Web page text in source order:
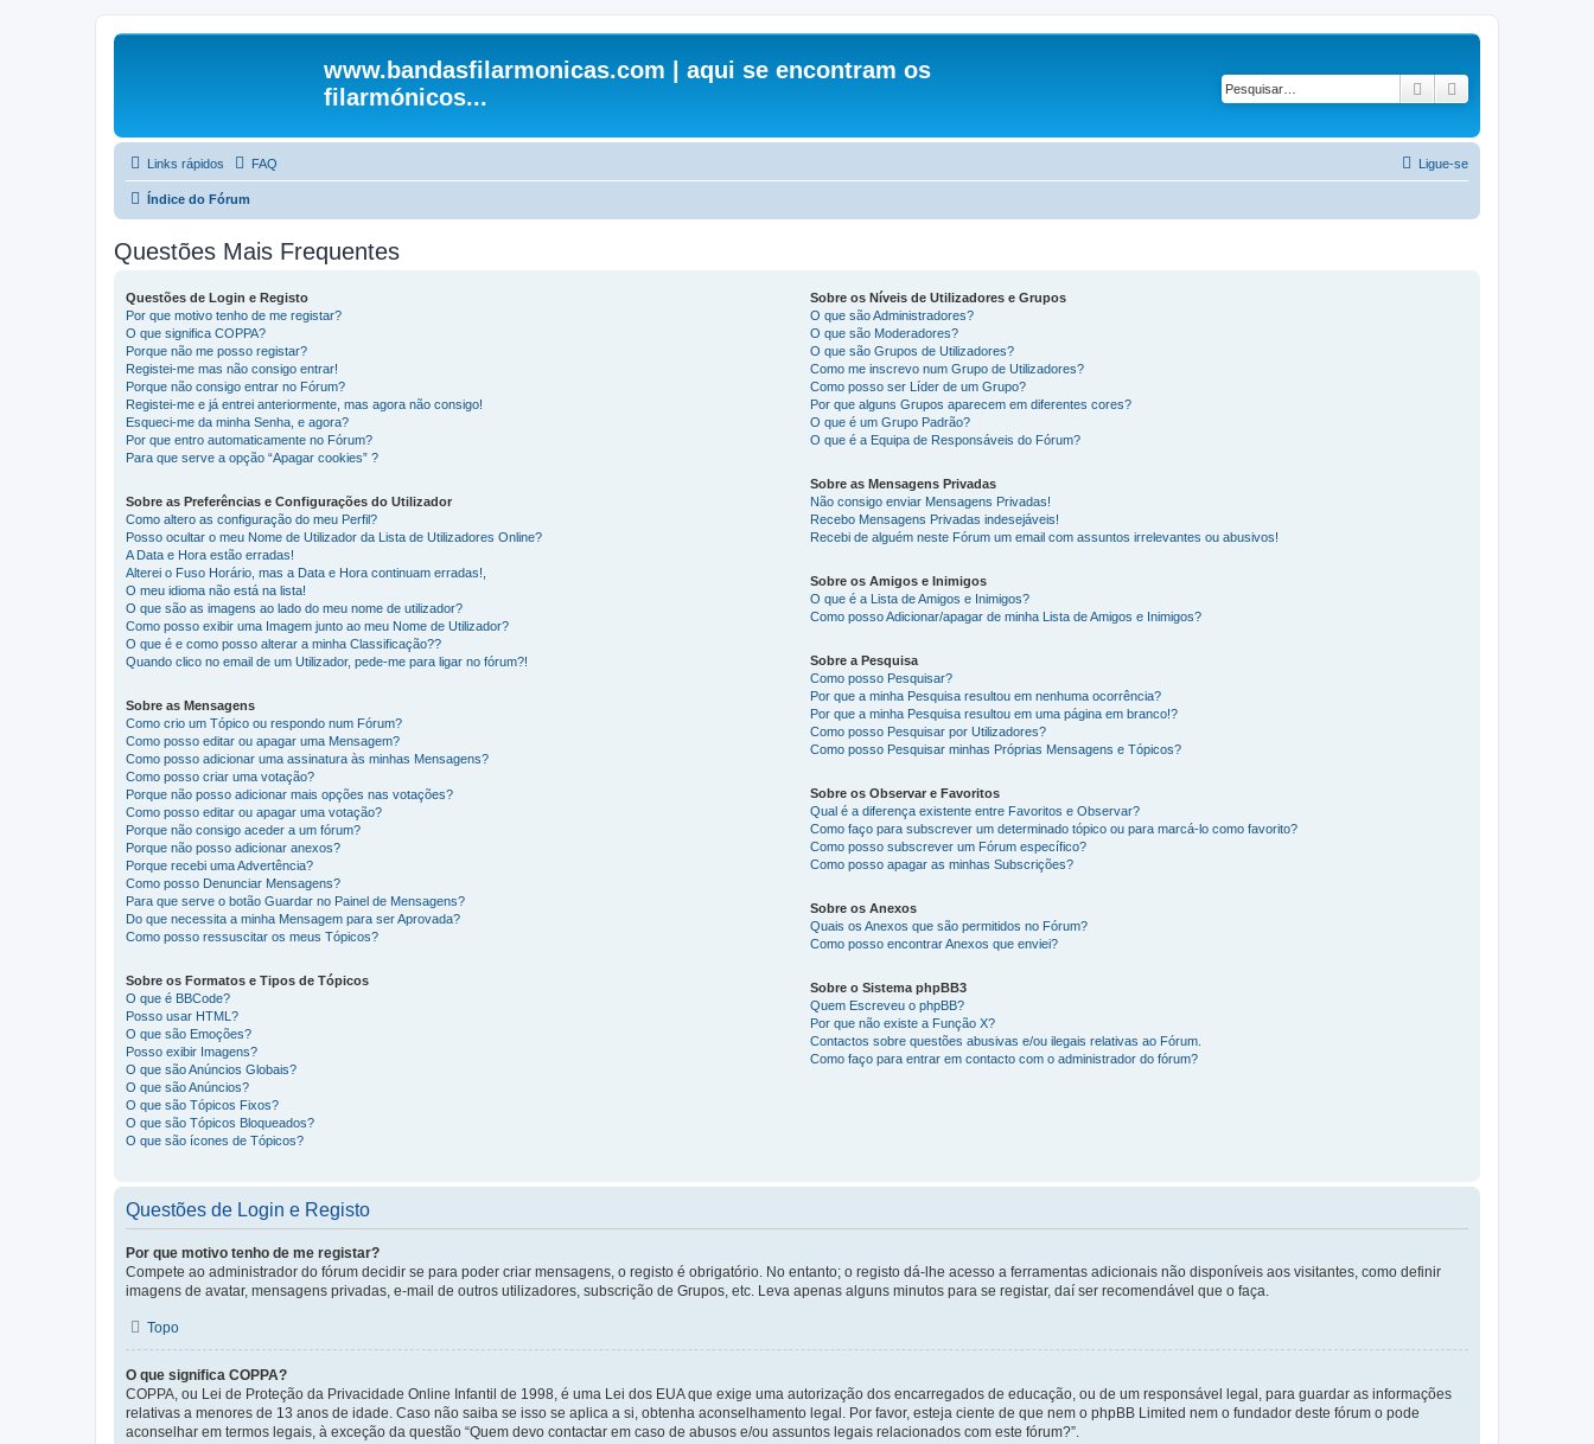
www.bandasfilarmonicas.com | aqui se encontram os
filarmónicos...
Pesquisar
Links rápidos FAQ Ligue-se
Índice do Fórum
Questões Mais Frequentes
Questões de Login e Registo
Por que motivo tenho de me registar?
O que significa COPPA?
Porque não me posso registar?
Registei-me mas não consigo entrar!
Porque não consigo entrar no Fórum?
Registei-me e já entrei anteriormente, mas agora não consigo!
Esqueci-me da minha Senha, e agora?
Por que entro automaticamente no Fórum?
Para que serve a opção “Apagar cookies” ?
Sobre as Preferências e Configurações do Utilizador
Como altero as configuração do meu Perfil?
Posso ocultar o meu Nome de Utilizador da Lista de Utilizadores Online?
A Data e Hora estão erradas!
Alterei o Fuso Horário, mas a Data e Hora continuam erradas!,
O meu idioma não está na lista!
O que são as imagens ao lado do meu nome de utilizador?
Como posso exibir uma Imagem junto ao meu Nome de Utilizador?
O que é e como posso alterar a minha Classificação??
Quando clico no email de um Utilizador, pede-me para ligar no fórum?!
Sobre as Mensagens
Como crio um Tópico ou respondo num Fórum?
Como posso editar ou apagar uma Mensagem?
Como posso adicionar uma assinatura às minhas Mensagens?
Como posso criar uma votação?
Porque não posso adicionar mais opções nas votações?
Como posso editar ou apagar uma votação?
Porque não consigo aceder a um fórum?
Porque não posso adicionar anexos?
Porque recebi uma Advertência?
Como posso Denunciar Mensagens?
Para que serve o botão Guardar no Painel de Mensagens?
Do que necessita a minha Mensagem para ser Aprovada?
Como posso ressuscitar os meus Tópicos?
Sobre os Formatos e Tipos de Tópicos
O que é BBCode?
Posso usar HTML?
O que são Emoções?
Posso exibir Imagens?
O que são Anúncios Globais?
O que são Anúncios?
O que são Tópicos Fixos?
O que são Tópicos Bloqueados?
O que são ícones de Tópicos?
Sobre os Níveis de Utilizadores e Grupos
O que são Administradores?
O que são Moderadores?
O que são Grupos de Utilizadores?
Como me inscrevo num Grupo de Utilizadores?
Como posso ser Líder de um Grupo?
Por que alguns Grupos aparecem em diferentes cores?
O que é um Grupo Padrão?
O que é a Equipa de Responsáveis do Fórum?
Sobre as Mensagens Privadas
Não consigo enviar Mensagens Privadas!
Recebo Mensagens Privadas indesejáveis!
Recebi de alguém neste Fórum um email com assuntos irrelevantes ou abusivos!
Sobre os Amigos e Inimigos
O que é a Lista de Amigos e Inimigos?
Como posso Adicionar/apagar de minha Lista de Amigos e Inimigos?
Sobre a Pesquisa
Como posso Pesquisar?
Por que a minha Pesquisa resultou em nenhuma ocorrência?
Por que a minha Pesquisa resultou em uma página em branco!?
Como posso Pesquisar por Utilizadores?
Como posso Pesquisar minhas Próprias Mensagens e Tópicos?
Sobre os Observar e Favoritos
Qual é a diferença existente entre Favoritos e Observar?
Como faço para subscrever um determinado tópico ou para marcá-lo como favorito?
Como posso subscrever um Fórum específico?
Como posso apagar as minhas Subscrições?
Sobre os Anexos
Quais os Anexos que são permitidos no Fórum?
Como posso encontrar Anexos que enviei?
Sobre o Sistema phpBB3
Quem Escreveu o phpBB?
Por que não existe a Função X?
Contactos sobre questões abusivas e/ou ilegais relativas ao Fórum.
Como faço para entrar em contacto com o administrador do fórum?
Questões de Login e Registo
Por que motivo tenho de me registar?
Compete ao administrador do fórum decidir se para poder criar mensagens, o registo é obrigatório. No entanto; o registo dá-lhe acesso a ferramentas adicionais não disponíveis aos visitantes, como definir
imagens de avatar, mensagens privadas, e-mail de outros utilizadores, subscrição de Grupos, etc. Leva apenas alguns minutos para se registar, daí ser recomendável que o faça.
Topo
O que significa COPPA?
COPPA, ou Lei de Proteção da Privacidade Online Infantil de 1998, é uma Lei dos EUA que exige uma autorização dos encarregados de educação, ou de um responsável legal, para guardar as informações
relativas a menores de 13 anos de idade. Caso não saiba se isso se aplica a si, obtenha aconselhamento legal. Por favor, esteja ciente de que nem o phpBB Limited nem o fundador deste fórum o pode
aconselhar em termos legais, à exceção da questão “Quem devo contactar em caso de abusos e/ou assuntos legais relacionados com este fórum?”.